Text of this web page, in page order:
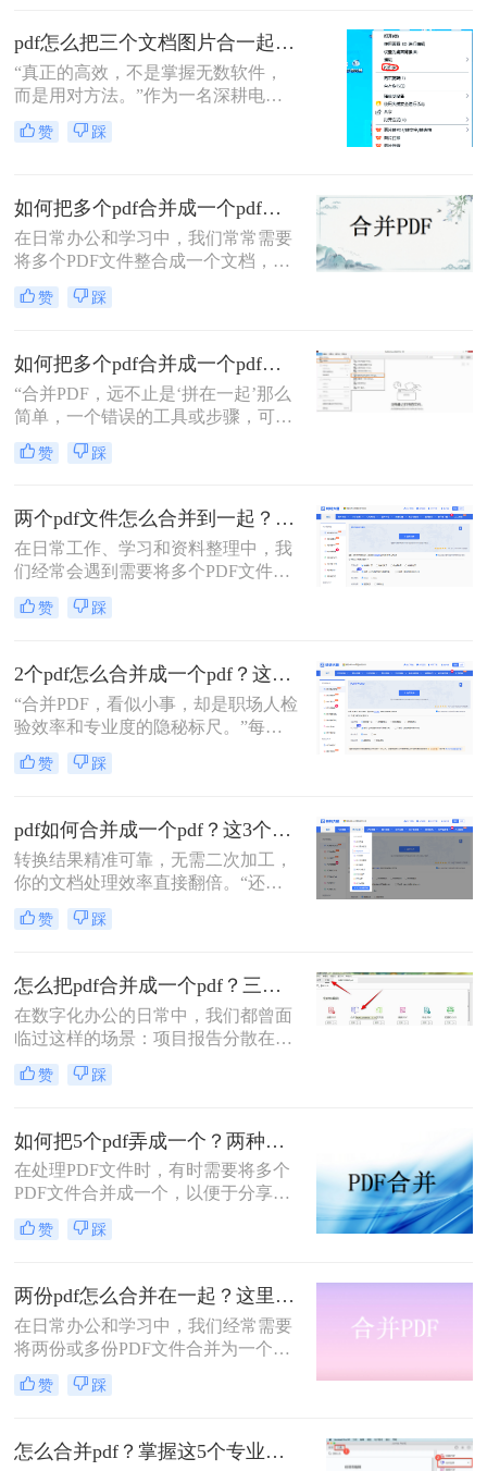
急的！”这样的场景，你是否熟悉？pdf怎么把三个文档图片合一起？三招搞定，最后一招在线即用无门槛！
“真正的高效，不是掌握无数软件，
而是用对方法。”作为一名深耕电脑
办公软件测评多年的博主，小编经常
在后台收到类似的求助：“手头有三
一个PDF文件里？”
赞 踩
如何把多个pdf合并成一个pdf？来试试这两种高效方法！
在日常办公和学习中，我们常常需要
将多个PDF文件整合成一个文档，以
便更好地管理和分享信息。那么如何
把多个pdf合并成一个pdf呢？为了帮
介绍两种简单而实用的方法来合并多
个PDF文件。
赞 踩
如何把多个pdf合并成一个pdf？5种高效合并方法详解！
“合并PDF，远不止是‘拼在一起’那么
简单，一个错误的工具或步骤，可能
让你精心排版的文档面目全
非。”——这是从业多年，处理过上
赞 踩
两个pdf文件怎么合并到一起？一篇涵盖所有主流方法的终极指南！
在日常工作、学习和资料整理中，我
们经常会遇到需要将多个PDF文件合
并为一个的情况。无论是整合多个章
节的电子书、汇总一份报告的各个部
PDF文档，掌握高效、可靠的PDF合
并技能至关重要。市面上有许多工具
可以实现这一功能，但各有优劣。那
么两个pdf文件怎么合并到一起呢？本
文将为您详细介绍四种主流且有效的
方法，从在线工具的便捷到专业软件
求。
赞 踩
2个pdf怎么合并成一个pdf？这3个方法让你效率翻倍，安全省心！
“合并PDF，看似小事，却是职场人检
验效率和专业度的隐秘标尺。”每到
月底汇总报告、项目结案需整合多方
资料，或是自媒体朋友整理拍摄脚本
PDF文档感到头疼？手动复制粘贴？
格式全乱。
赞 踩
pdf如何合并成一个pdf？这3个免费高效方法，职场人必须掌握！
转换结果精准可靠，无需二次加工，
你的文档处理效率直接翻倍。“还在
为合并几十个PDF报告而头疼？你浪
费在重复操作上的时间，够你学一个
评领域深耕多年的小编，我见过太多
职场朋友被基础的文档处理问题绊住
手脚。那么pdf如何合并成一个pdf
呢？
赞 踩
怎么把pdf合并成一个pdf？三招教你高效整合关键信息！
在数字化办公的日常中，我们都曾面
临过这样的场景：项目报告分散在多
个PDF里，学术论文章节各自独立，
或是一堆扫描合同需要整合。PDF合
响着我们的信息处理效率与专业形
象。那么怎么把pdf合并成一个pdf
呢？今天，作为一名深耕办公软件领
域多年的测评博主，我将为你揭秘三
种最高效的PDF合并方案，帮你彻底
摆脱文档管理的困扰。
赞 踩
如何把5个pdf弄成一个？两种实用方法详解分享！
在处理PDF文件时，有时需要将多个
PDF文件合并成一个，以便于分享、
存储或打印。那么如何把5个pdf弄成
一个呢？本文将介绍两种将五个PDF
赞 踩
两份pdf怎么合并在一起？这里分享4个合并方法！
在日常办公和学习中，我们经常需要
将两份或多份PDF文件合并为一个，
以便于查阅、分享和存储。那么两份
pdf怎么合并在一起呢？本文将介绍四
您轻松完成PDF合并任务。
赞 踩
怎么合并pdf？掌握这5个专业方法，效率提升300%！